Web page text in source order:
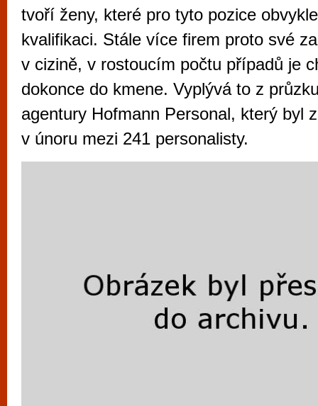
tvoří ženy, které pro tyto pozice
kvalifikaci. Stále více firem proto své
v cizině, v rostoucím počtu případů je
dokonce do kmene. Vyplývá to z
agentury Hofmann Personal, který byl
v únoru mezi 241 personalisty.